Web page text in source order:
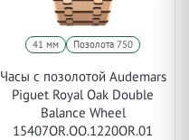
41 мм Позолота 750
Часы с позолотой Audemars
Piguet Royal Oak Double
Balance Wheel
15407OR.OO.1220OR.01